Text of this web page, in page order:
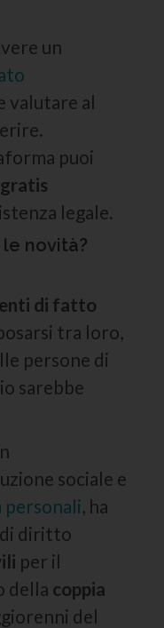
un
valutare al
puoi
legale.
novità?
di fatto
tra loro,
persone di
sarebbe
sociale e
, ha
diritto
per il
della coppia
del